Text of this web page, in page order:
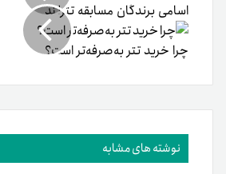
اسامی برندگان مسابقه تترلند
چرا خرید تتر به‌صرفه‌تر است؟
نوشته های مشابه